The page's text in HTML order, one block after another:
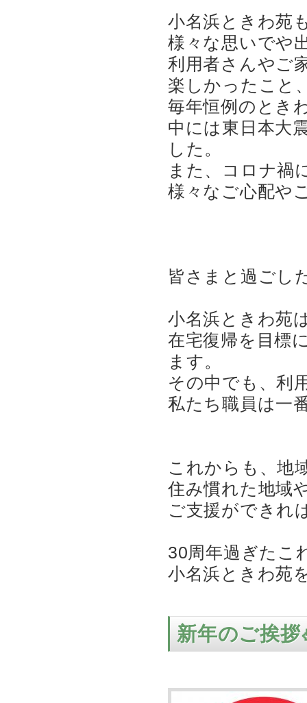
小名浜ときわ苑
様々な思いでや
利用者さんやご
楽しかったこと
毎年恒例のとき
中には東日本大
した。
また、コロナ禍
様々なご心配や
皆さまと過ごし
小名浜ときわ苑
在宅復帰を目標
ます。
その中でも、利
私たち職員は一
これからも、地
住み慣れた地域
ご支援ができれ
30周年過ぎたこ
小名浜ときわ苑
新年のご挨拶